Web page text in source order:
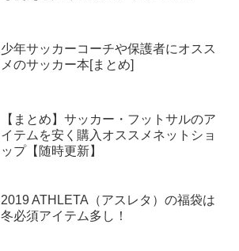
少年サッカーコーチや保護者にオスス
メのサッカー本[まとめ]
【まとめ】サッカー・フットサルのア
イテムを安く購入オススメネットショ
ップ【随時更新】
2019 ATHLETA（アスレタ）の福袋は
冬必須アイテム多し！